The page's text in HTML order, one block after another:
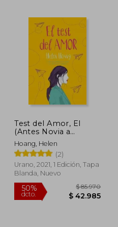
50%
dcto.
Test del Amor, El
(Antes Novia a
Prueba)
Hoang, Helen
(2)
Urano, 2021, 1 Edición, Tapa
Blanda, Nuevo